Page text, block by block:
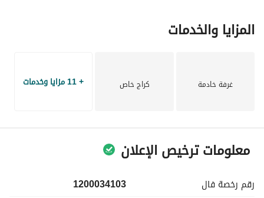
المزايا والخدمات
غرفة خادمة كراج خاص + 11 مزايا وخدمات
معلومات ترخيص الإعلان
رقم رخصة فال
1200034103